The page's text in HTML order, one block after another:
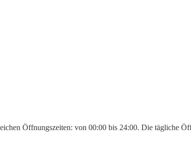
Öffnungszeiten: von 00:00 bis 24:00. Die tägliche